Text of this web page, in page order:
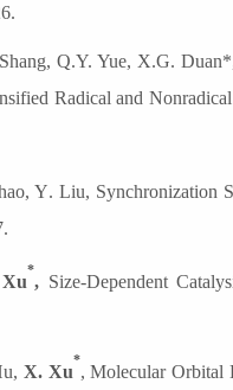
Q.Y. Yue, X.G.
Radical and
Y. Liu, Synchronization
.
*
, Size-Dependent
X. Xu
*
, Molecular Orbital